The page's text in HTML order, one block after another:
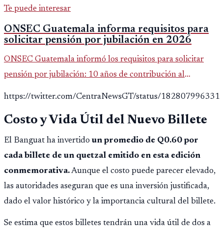
Te puede interesar
ONSEC Guatemala informa requisitos para
solicitar pensión por jubilación en 2026
ONSEC Guatemala informó los requisitos para solicitar
pensión por jubilación: 10 años de contribución al
https://twitter.com/CentraNewsGT/status/
Costo y Vida Útil del Nuevo Billete
El Banguat ha invertido un promedio de Q0.60 por
cada billete de un quetzal emitido en esta edición
conmemorativa.Aunque el costo puede parecer elevado,
las autoridades aseguran que es una inversión justificada,
dado el valor histórico y la importancia cultural del billete.
Se estima que estos billetes tendrán una vida útil de dos a